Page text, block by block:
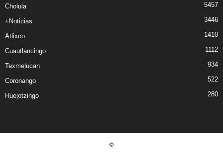
Cholula 5457
+Noticias 3446
Atlixco 1410
Cuautlancingo 1112
Texmelucan 934
Coronango 522
Huejotzingo 280
©